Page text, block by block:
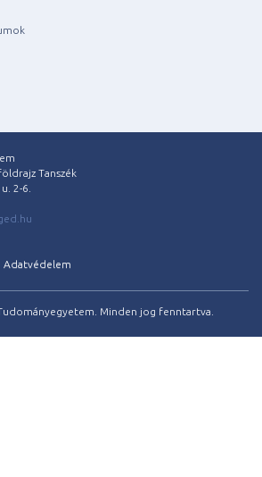
Tanszék
2-6.
Adatvédelem
Minden jog fenntartva.